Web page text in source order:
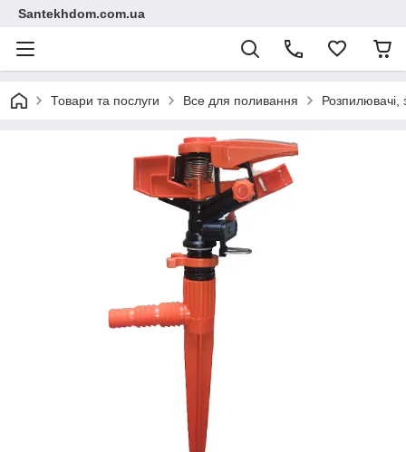
Santekhdom.com.ua
Товари та послуги Все для поливання Розпилювачі,